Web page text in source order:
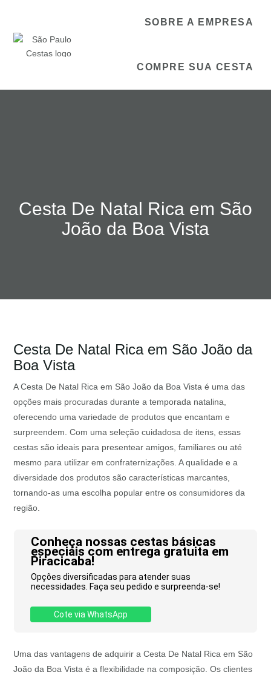
SOBRE A EMPRESA
COMPRE SUA CESTA
Cesta De Natal Rica em São
João da Boa Vista
Cesta De Natal Rica em São João da
Boa Vista
A Cesta De Natal Rica em São João da Boa Vista é uma das
opções mais procuradas durante a temporada natalina,
oferecendo uma variedade de produtos que encantam e
surpreendem. Com uma seleção cuidadosa de itens, essas
cestas são ideais para presentear amigos, familiares ou até
mesmo para utilizar em confraternizações. A qualidade e a
diversidade dos produtos são características marcantes,
tornando-as uma escolha popular entre os consumidores da
região.
Conheça nossas cestas básicas
especiais com entrega gratuita em
Piracicaba!
Opções diversificadas para atender suas
necessidades. Faça seu pedido e surpreenda-se!
Cote via WhatsApp
Uma das vantagens de adquirir a Cesta De Natal Rica em São
João da Boa Vista é a flexibilidade na composição. Os clientes